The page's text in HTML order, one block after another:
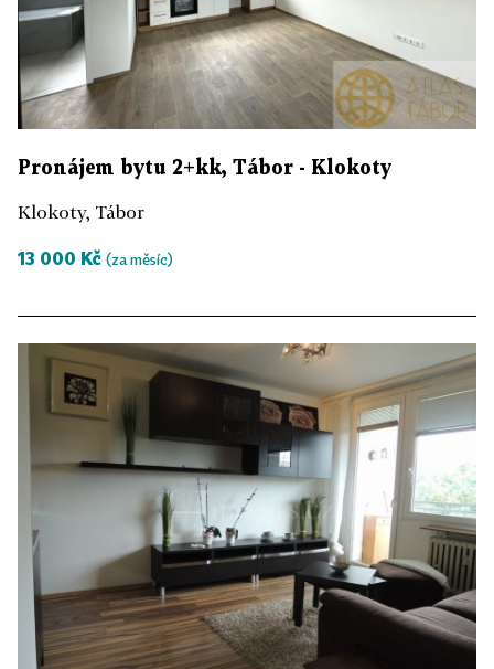
Pronájem bytu 2+kk, Tábor - Klokoty
Klokoty, Tábor
13 000 Kč (za měsíc)